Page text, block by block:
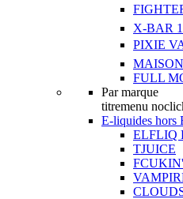
X-BAR
PIXIE
FULL
Par marque
titremenu
E-liquides hors
ELFLIQ
TJUICE